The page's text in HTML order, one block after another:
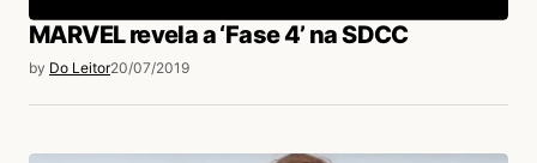
MARVEL revela a ‘Fase 4’ na SDCC
by Do Leitor20/07/2019